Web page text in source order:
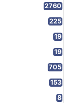
2760
225
19
19
705
153
8